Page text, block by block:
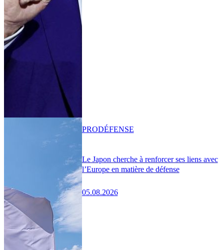
Le Japon cherche à renforcer ses liens avec
l’Europe en matière de défense
05.08.2026
PRODÉFENSE